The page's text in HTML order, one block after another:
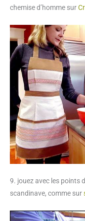
chemise d’homme sur
9. jouez avec les points
scandinave, comme sur